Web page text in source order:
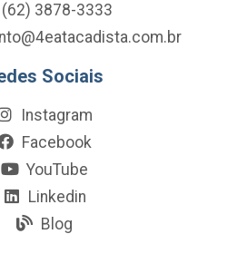
(62) 3878-3333
Sociais
Instagram
Facebook
YouTube
Linkedin
Blog